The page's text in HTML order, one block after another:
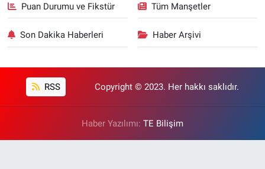
Puan Durumu ve Fikstür Tüm Manşetler
Son Dakika Haberleri Haber Arşivi
RSS Copyright © 2023. Her hakkı saklıdır.
Haber Yazılımı: TE Bilişim